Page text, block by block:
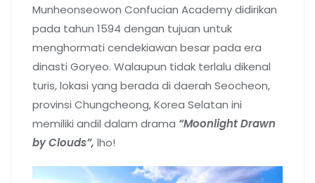
Munheonseowon Confucian Academy didirikan
pada tahun 1594 dengan tujuan untuk
menghormati cendekiawan besar pada era
dinasti Goryeo. Walaupun tidak terlalu dikenal
turis, lokasi yang berada di daerah Seocheon,
provinsi Chungcheong, Korea Selatan ini
memiliki andil dalam drama “Moonlight Drawn
by Clouds”, lho!